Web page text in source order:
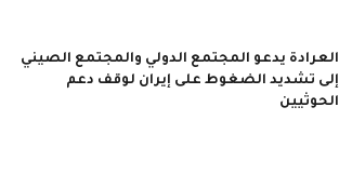
العرادة يدعو المجتمع الدولي والمجتمع الصيني
إلى تشديد الضغوط على إيران لوقف دعم
الحوثيين